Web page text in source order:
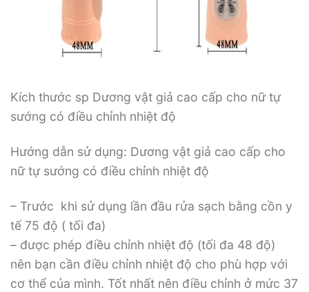
Kích thước sp Dương vật giả cao cấp cho nữ tự
sướng có điều chỉnh nhiệt độ
Hướng dẫn sử dụng: Dương vật giả cao cấp cho
nữ tự sướng có điều chỉnh nhiệt độ
– Trước khi sử dụng lần đầu rửa sạch bằng cồn y
tế 75 độ ( tối đa)
– được phép điều chỉnh nhiệt độ (tối đa 48 độ)
nên bạn cần điều chỉnh nhiệt độ cho phù hợp với
cơ thể của mình. Tốt nhất nên điều chỉnh ở mức 37